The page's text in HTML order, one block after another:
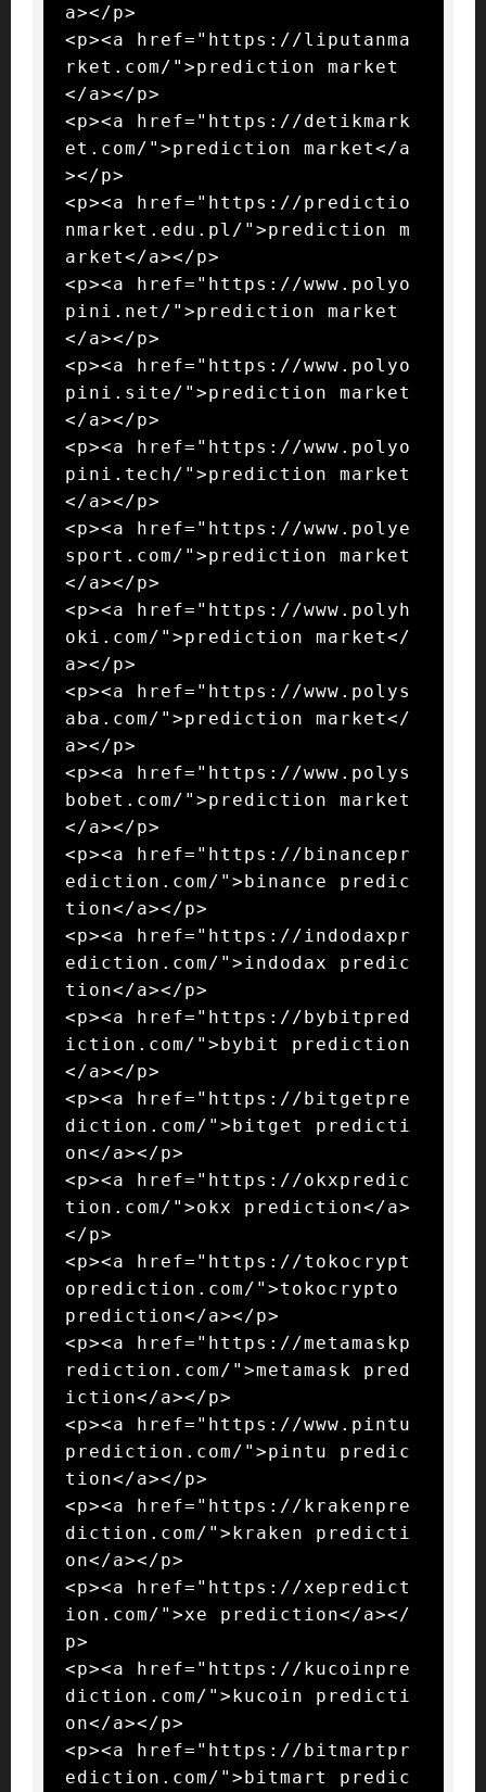
a></p>
<p><a href="https://liputanma
rket.com/">prediction market
</a></p>
<p><a href="https://detikmark
et.com/">prediction market</a
></p>
<p><a href="https://predictio
nmarket.edu.pl/">prediction m
arket</a></p>
<p><a href="https://www.polyo
pini.net/">prediction market
</a></p>
<p><a href="https://www.polyo
pini.site/">prediction market
</a></p>
<p><a href="https://www.polyo
pini.tech/">prediction market
</a></p>
<p><a href="https://www.polye
sport.com/">prediction market
</a></p>
<p><a href="https://www.polyh
oki.com/">prediction market</
a></p>
<p><a href="https://www.polys
aba.com/">prediction market</
a></p>
<p><a href="https://www.polys
bobet.com/">prediction market
</a></p>
<p><a href="https://binancepr
ediction.com/">binance predic
tion</a></p>
<p><a href="https://indodaxpr
ediction.com/">indodax predic
tion</a></p>
<p><a href="https://bybitpred
iction.com/">bybit prediction
</a></p>
<p><a href="https://bitgetpre
diction.com/">bitget predicti
on</a></p>
<p><a href="https://okxpredic
tion.com/">okx prediction</a>
</p>
<p><a href="https://tokocrypt
oprediction.com/">tokocrypto
prediction</a></p>
<p><a href="https://metamaskp
rediction.com/">metamask pred
iction</a></p>
<p><a href="https://www.pintu
prediction.com/">pintu predic
tion</a></p>
<p><a href="https://krakenpre
diction.com/">kraken predicti
on</a></p>
<p><a href="https://xepredict
ion.com/">xe prediction</a></
p>
<p><a href="https://kucoinpre
diction.com/">kucoin predicti
on</a></p>
<p><a href="https://bitmartpr
ediction.com/">bitmart predic